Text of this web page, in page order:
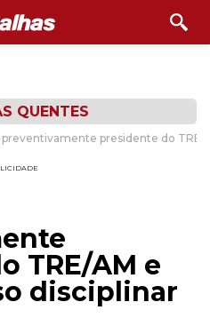
QUENTES
preventivamente presidente do TRE/
TRE/AM e
disciplinar